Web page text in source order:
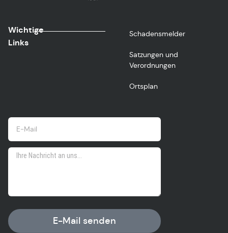
Wichtige
Links
Schadensmelder
Satzungen und
Verordnungen
Ortsplan
E-Mail senden